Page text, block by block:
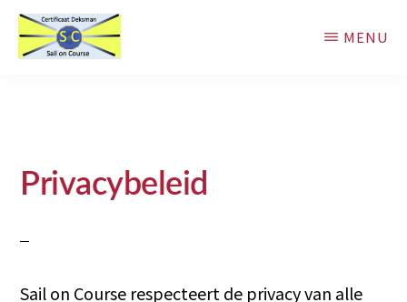
Door
naar
MENU
Privacybeleid
Sail on Course respecteert de privacy van alle